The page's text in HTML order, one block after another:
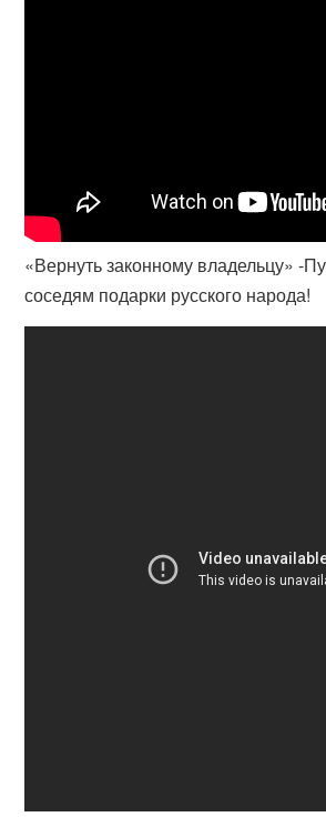
«Вернуть законному владельцу» -
соседям подарки русского народа!